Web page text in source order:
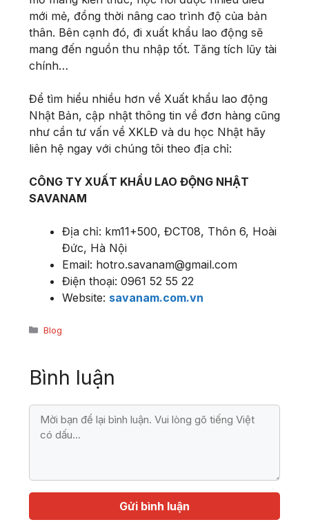
mới mẻ, đồng thời nâng cao trình độ của bản
thân. Bên cạnh đó, đi xuất khẩu lao động sẽ
mang đến nguồn thu nhập tốt. Tăng tích lũy tài
chính…
Để tìm hiểu nhiều hơn về Xuất khẩu lao động
Nhật Bản, cập nhật thông tin về đơn hàng cũng
như cần tư vấn về XKLĐ và du học Nhật hãy
liên hệ ngay với chúng tôi theo địa chỉ:
CÔNG TY XUẤT KHẨU LAO ĐỘNG NHẬT
SAVANAM
Địa chỉ: km11+500, ĐCT08, Thôn 6, Hoài
Đức, Hà Nội
Email: hotro.savanam@gmail.com
Điện thoại: 0961 52 55 22
Website: savanam.com.vn
Danh
Blog
Bình luận
Bình
luận
tên
chỉ